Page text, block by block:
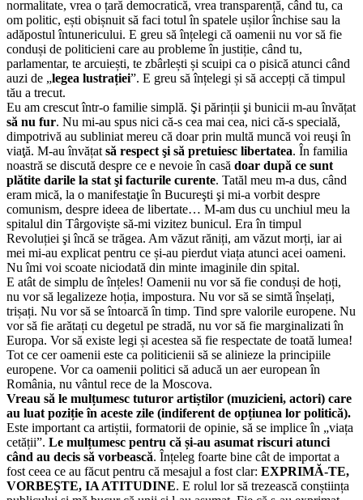
normalitate, vrea o țară democratică, vrea transparență, când tu, ca
om politic, ești obișnuit să faci totul în spatele ușilor închise sau la
adăpostul întunericului. E greu să înțelegi că oamenii nu vor să fie
conduși de politicieni care au probleme în justiție, când tu,
parlamentar, te arcuiești, te zbârlești și scuipi ca o pisică atunci când
auzi de „legea lustrației”. E greu să înțelegi și să accepți că timpul
tău a trecut.
Eu am crescut într-o familie simplă. Şi părinții şi bunicii m-au învățat
să nu fur. Nu mi-au spus nici că-s cea mai cea, nici că-s specială,
dimpotrivă au subliniat mereu că doar prin multă muncă voi reuşi în
viaţă. M-au învățat să respect şi să pretuiesc libertatea. În familia
noastră se discută despre ce e nevoie în casă doar după ce sunt
plătite darile la stat şi facturile curente. Tatăl meu m-a dus, când
eram mică, la o manifestaţie în Bucureşti şi mi-a vorbit despre
comunism, despre ideea de libertate… M-am dus cu unchiul meu la
spitalul din Târgoviște să-mi vizitez bunicul. Era în timpul
Revoluției şi încă se trăgea. Am văzut răniți, am văzut morți, iar ai
mei mi-au explicat pentru ce și-au pierdut viața atunci acei oameni.
Nu îmi voi scoate niciodată din minte imaginile din spital.
E atât de simplu de înțeles! Oamenii nu vor să fie conduși de hoți,
nu vor să legalizeze hoția, impostura. Nu vor să se simtă înșelați,
trișați. Nu vor să se întoarcă în timp. Tind spre valorile europene. Nu
vor să fie arătați cu degetul pe stradă, nu vor să fie marginalizati în
Europa. Vor să existe legi și acestea să fie respectate de toată lumea!
Tot ce cer oamenii este ca politicienii să se alinieze la principiile
europene. Vor ca oamenii politici să aducă un aer european în
România, nu vântul rece de la Moscova.
Vreau să le mulțumesc tuturor artiștilor (muzicieni, actori) care
au luat poziție în aceste zile (indiferent de opțiunea lor politică).
Este important ca artiștii, formatorii de opinie, să se implice în „viața
cetății”. Le mulțumesc pentru că și-au asumat riscuri atunci
când au decis să vorbească. Înțeleg foarte bine cât de importat a
fost ceea ce au făcut pentru că mesajul a fost clar: EXPRIMĂ-TE,
VORBEȘTE, IA ATITUDINE. E rolul lor să trezească conștiința